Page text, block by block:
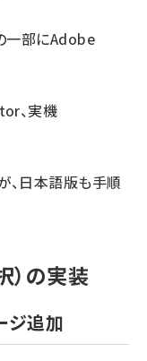
一部にAdobe
、実機
、日本語版も手順
）の実装
ジ追加